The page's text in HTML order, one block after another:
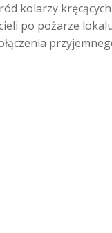
kolarzy
po pożarze